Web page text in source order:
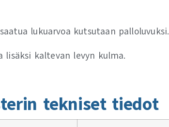
lukuarvoa kutsutaan palloluvuksi.
lisäksi kaltevan levyn kulma.
tekniset tiedot